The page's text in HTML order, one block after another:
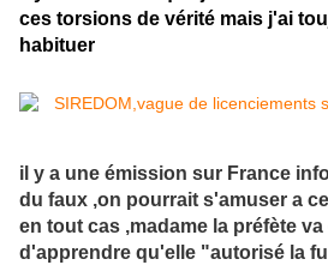
ces torsions de vérité mais j'ai
habituer
il y a une émission sur France
du faux ,on pourrait s'amuser a
en tout cas ,madame la préfète va
d'apprendre qu'elle "autorisé la